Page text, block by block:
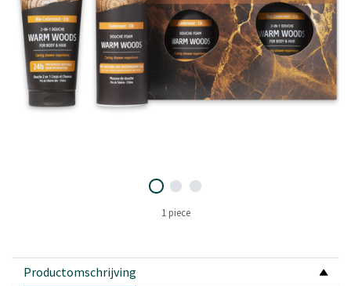
1 piece
Productomschrijving